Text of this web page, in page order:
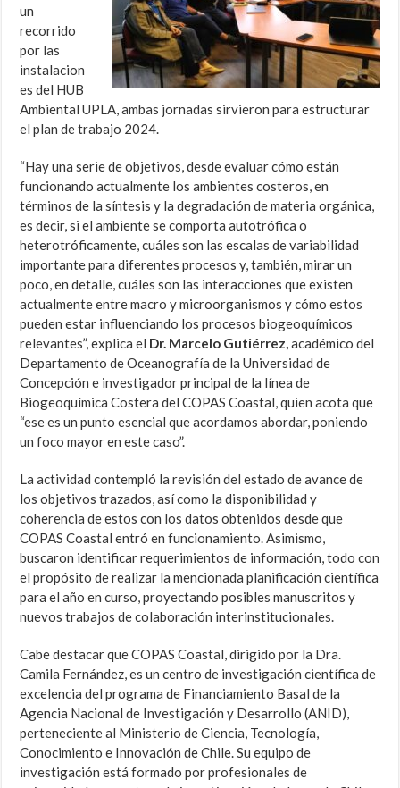
un
recorrido
por las
instalacion
es del HUB
Ambiental UPLA, ambas jornadas sirvieron para estructurar
el plan de trabajo 2024.
“Hay una serie de objetivos, desde evaluar cómo están
funcionando actualmente los ambientes costeros, en
términos de la síntesis y la degradación de materia orgánica,
es decir, si el ambiente se comporta autotrófica o
heterotróficamente, cuáles son las escalas de variabilidad
importante para diferentes procesos y, también, mirar un
poco, en detalle, cuáles son las interacciones que existen
actualmente entre macro y microorganismos y cómo estos
pueden estar influenciando los procesos biogeoquímicos
relevantes”, explica el Dr. Marcelo Gutiérrez,académico del
Departamento de Oceanografía de la Universidad de
Concepción e investigador principal de la línea de
Biogeoquímica Costera del COPAS Coastal, quien acota que
“ese es un punto esencial que acordamos abordar, poniendo
un foco mayor en este caso”.
La actividad contempló la revisión del estado de avance de
los objetivos trazados, así como la disponibilidad y
coherencia de estos con los datos obtenidos desde que
COPAS Coastal entró en funcionamiento. Asimismo,
buscaron identificar requerimientos de información, todo con
el propósito de realizar la mencionada planificación científica
para el año en curso, proyectando posibles manuscritos y
nuevos trabajos de colaboración interinstitucionales.
Cabe destacar que COPAS Coastal, dirigido por la Dra.
Camila Fernández, es un centro de investigación científica de
excelencia del programa de Financiamiento Basal de la
Agencia Nacional de Investigación y Desarrollo (ANID),
perteneciente al Ministerio de Ciencia, Tecnología,
Conocimiento e Innovación de Chile. Su equipo de
investigación está formado por profesionales de